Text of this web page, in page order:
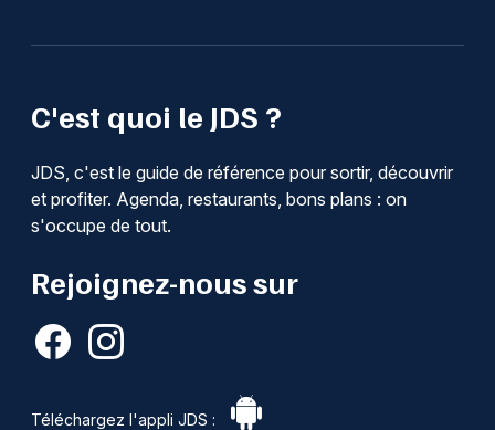
C'est quoi le JDS ?
JDS, c'est le guide de référence pour sortir, découvrir
et profiter. Agenda, restaurants, bons plans : on
s'occupe de tout.
Rejoignez-nous sur
Téléchargez l'appli JDS :